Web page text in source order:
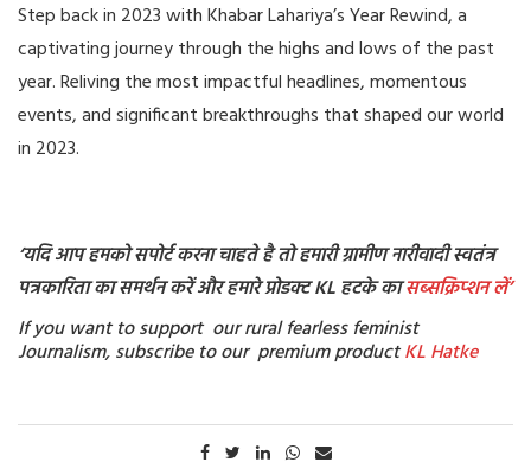
Step back in 2023 with Khabar Lahariya’s Year Rewind, a
captivating journey through the highs and lows of the past
year. Reliving the most impactful headlines, momentous
events, and significant breakthroughs that shaped our world
in 2023.
‘यदि आप हमको सपोर्ट करना चाहते है तो हमारी ग्रामीण नारीवादी स्वतंत्र
पत्रकारिता का समर्थन करें और हमारे प्रोडक्ट KL हटके कासब्सक्रिप्शनलें’
If you want to support our rural fearless feminist
Journalism, subscribe to our premium productKL Hatke